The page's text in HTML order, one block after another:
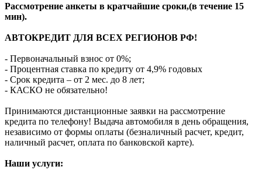
Рассмотрение анкеты в кратчайшие сроки,(в течение 15
мин).
АВТОКРЕДИТ ДЛЯ ВСЕХ РЕГИОНОВ РФ!
- Первоначальный взнос от 0%;
- Процентная ставка по кредиту от 4,9% годовых
- Срок кредита – от 2 мес. до 8 лет;
- КАСКО не обязательно!
Принимаются дистанционные заявки на рассмотрение
кредита по телефону! Выдача автомобиля в день обращения,
независимо от формы оплаты (безналичный расчет, кредит,
наличный расчет, оплата по банковской карте).
Наши услуги: